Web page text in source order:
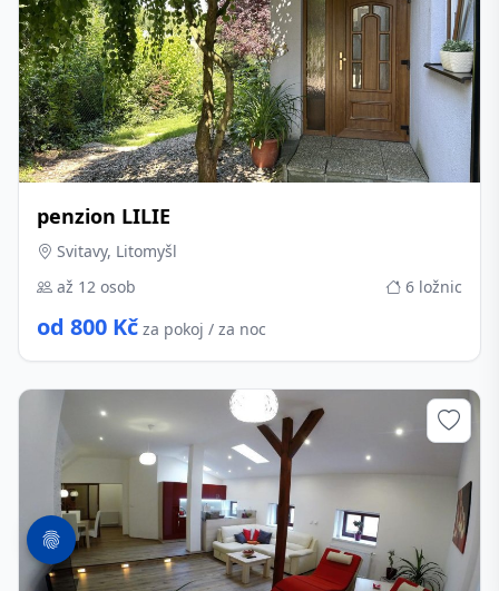
penzion LILIE
Svitavy, Litomyšl
až 12 osob
6 ložnic
od 800 Kč za pokoj / za noc